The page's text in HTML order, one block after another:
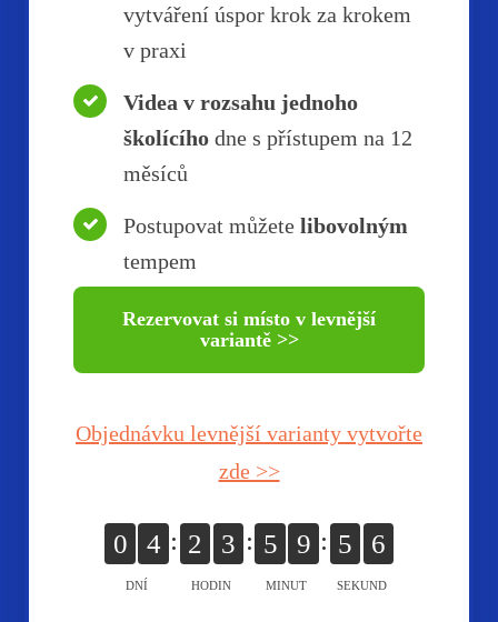
vytváření úspor krok za krokem
v praxi
Videa v rozsahu jednoho
školícího dne s přístupem na 12
měsíců
Postupovat můžetelibovolným
tempem
Rezervovat si místo v levnější
variantě >>
Objednávku levnější varianty vytvořte
zde >>
0 4
DNÍ
2 3
HODIN
5 9
MINUT
5 6
SEKUND